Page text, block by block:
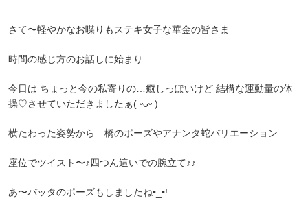
さて〜軽やかなお喋りもステキ女子な華金の皆さま
時間の感じ方のお話しに始まり…
今日は ちょっと今の私寄りの…癒しっぽいけど 結構な運動量の体
操♡させていただきましたぁ( ᵕᴗᵕ )
横たわった姿勢から…橋のポーズやアナンタ蛇バリエーション
座位でツイスト〜♪四つん這いでの腕立て♪♪
あ〜バッタのポーズもしましたね•_•!